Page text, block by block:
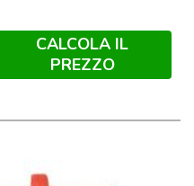
CALCOLA IL
PREZZO